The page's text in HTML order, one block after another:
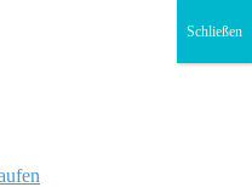
Schließen